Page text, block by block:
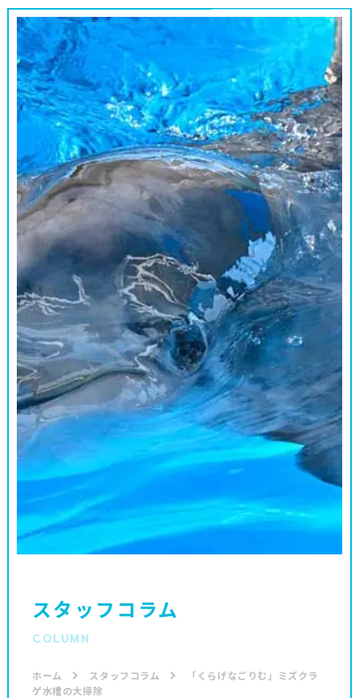
スタッフコラム
COLUMN
ホーム スタッフコラム
「くらげなごりむ」ミズクラ
ゲ水槽の大掃除